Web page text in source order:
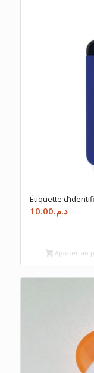
Étiquette
د.م.10.00
Ajouter au